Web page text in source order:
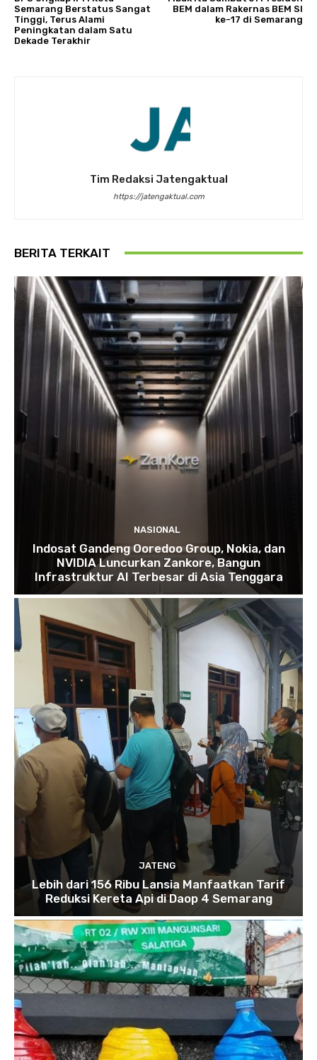
Semarang Berstatus Sangat
Tinggi, Terus Alami
Peningkatan dalam Satu
Dekade Terakhir
BEM dalam Rakernas BEM SI
ke-17 di Semarang
Tim Redaksi Jatengaktual
https://jatengaktual.com
BERITA TERKAIT
NASIONAL
Indosat Gandeng Ooredoo Group, Nokia, dan
NVIDIA Luncurkan Zankore, Bangun
Infrastruktur AI Terbesar di Asia Tenggara
JATENG
Lebih dari 156 Ribu Lansia Manfaatkan Tarif
Reduksi Kereta Api di Daop 4 Semarang